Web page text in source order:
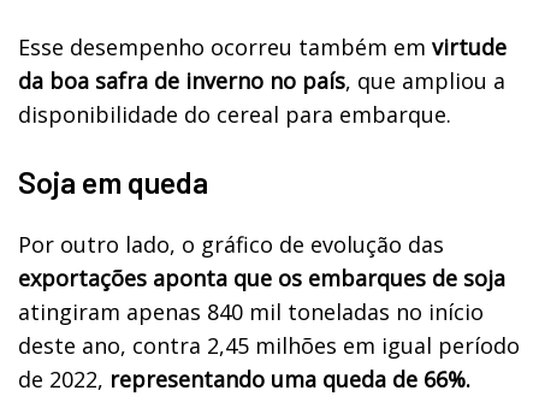
Esse desempenho ocorreu também em virtude
da boa safra de inverno no país, que ampliou a
disponibilidade do cereal para embarque.
Soja em queda
Por outro lado, o gráfico de evolução das
exportações aponta que os embarques de soja
atingiram apenas 840 mil toneladas no início
deste ano, contra 2,45 milhões em igual período
de 2022, representando uma queda de 66%.